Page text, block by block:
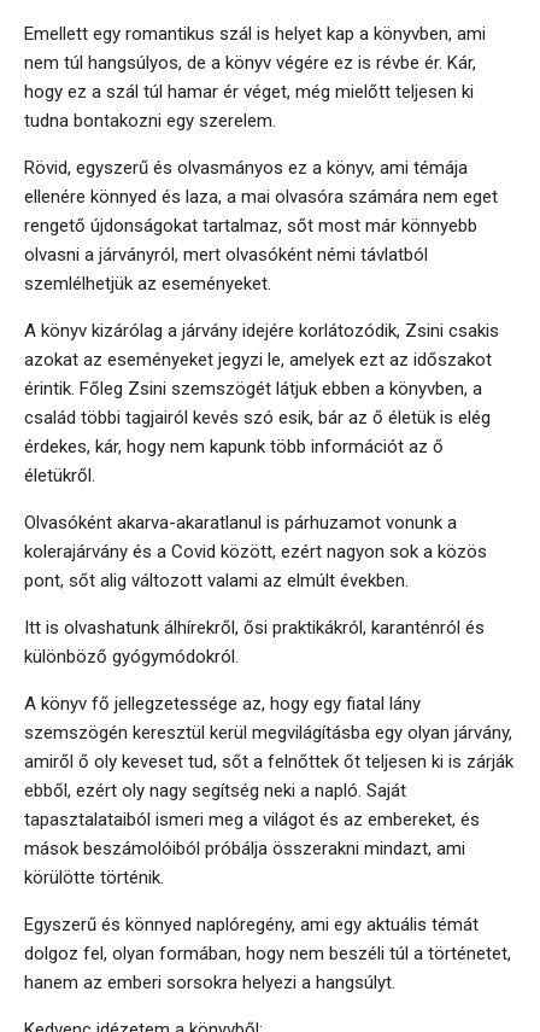
Emellett egy romantikus szál is helyet kap a könyvben, ami
nem túl hangsúlyos, de a könyv végére ez is révbe ér. Kár,
hogy ez a szál túl hamar ér véget, még mielőtt teljesen ki
tudna bontakozni egy szerelem.
Rövid, egyszerű és olvasmányos ez a könyv, ami témája
ellenére könnyed és laza, a mai olvasóra számára nem eget
rengető újdonságokat tartalmaz, sőt most már könnyebb
olvasni a járványról, mert olvasóként némi távlatból
szemlélhetjük az eseményeket.
A könyv kizárólag a járvány idejére korlátozódik, Zsini csakis
azokat az eseményeket jegyzi le, amelyek ezt az időszakot
érintik. Főleg Zsini szemszögét látjuk ebben a könyvben, a
család többi tagjairól kevés szó esik, bár az ő életük is elég
érdekes, kár, hogy nem kapunk több információt az ő
életükről.
Olvasóként akarva-akaratlanul is párhuzamot vonunk a
kolerajárvány és a Covid között, ezért nagyon sok a közös
pont, sőt alig változott valami az elmúlt években.
Itt is olvashatunk álhírekről, ősi praktikákról, karanténról és
különböző gyógymódokról.
A könyv fő jellegzetessége az, hogy egy fiatal lány
szemszögén keresztül kerül megvilágításba egy olyan járvány,
amiről ő oly keveset tud, sőt a felnőttek őt teljesen ki is zárják
ebből, ezért oly nagy segítség neki a napló. Saját
tapasztalataiból ismeri meg a világot és az embereket, és
mások beszámolóiból próbálja összerakni mindazt, ami
körülötte történik.
Egyszerű és könnyed naplóregény, ami egy aktuális témát
dolgoz fel, olyan formában, hogy nem beszéli túl a történetet,
hanem az emberi sorsokra helyezi a hangsúlyt.